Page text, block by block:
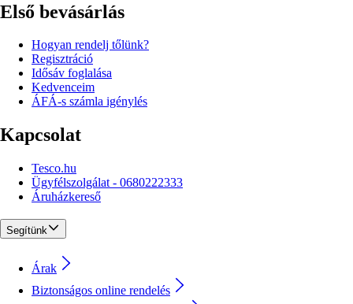
Első bevásárlás
Hogyan rendelj tőlünk?
Regisztráció
Idősáv foglalása
Kedvenceim
ÁFÁ-s számla igénylés
Kapcsolat
Tesco.hu
Ügyfélszolgálat - 0680222333
Áruházkereső
Segítünk
Árak
Biztonságos online rendelés